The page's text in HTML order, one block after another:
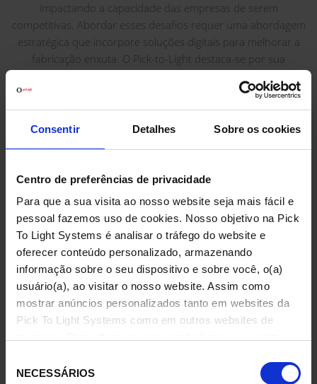
Consentir Detalhes Sobre os cookies
Centro de preferências de privacidade
Para que a sua visita ao nosso website seja mais fácil e
pessoal fazemos uso de cookies. Nosso objetivo na Pick
To Light Systems é analisar o tráfego do website e
oferecer conteúdo personalizado, armazenando
informação sobre o seu dispositivo e sobre você, o(a)
usuário(a), ao visitar o nosso website. Assim como
mostrar anúncios personalizados tanto em websites da
Pick To Light Systems como em outros websites de
necessários, bastam clicar em "Configurar minhas
NECESSÁRIOS
impactando a capacidade das empresas de serem
competitivas. Abordar esses desafios requer uma abordagem
estratégica que incorpore soluções digitais para melhorar a
fabricação enxuta. O Pick-to-Light destaca-se por sua
ideal para a transição digital sem uma carga financeira
proibitiva. Sua facilidade de implementação minimiza as
interrupções, permitindo uma transição fluida. Além disso,
instruções digitais em tempo real, eliminando a busca manual
e reduzindo erros, alinhando-se aos princípios da fabricação
enxuta.
Na busca por eficiência e redução de custos, o Pick-to-Light
surge como uma opção segura, catalisando uma mudança
positiva rumo à digitalização na fabricação enxuta, mantendo
a eficiência e reduzindo resíduos.
CONTACTE-NOS